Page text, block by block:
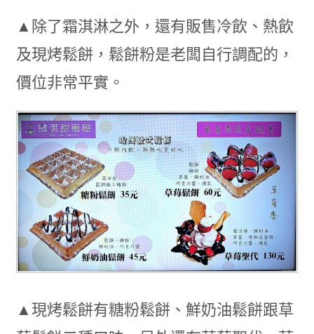
▲除了霜淇淋之外，還有販售冷飲、熱飲
及現烤鬆餅，鬆餅粉是老闆自行調配的，
價位非常平實。
▲現烤鬆餅有糖粉鬆餅、鮮奶油鬆餅跟草